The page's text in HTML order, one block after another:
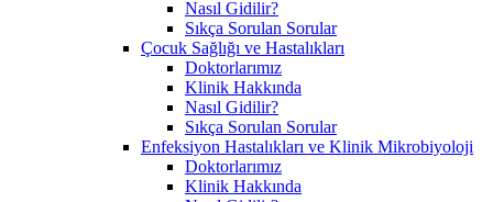
Nasıl Gidilir?
Sıkça Sorulan Sorular
Çocuk Sağlığı ve Hastalıkları
Doktorlarımız
Klinik Hakkında
Nasıl Gidilir?
Sıkça Sorulan Sorular
Enfeksiyon Hastalıkları ve Klinik Mikrobiyoloji
Doktorlarımız
Klinik Hakkında